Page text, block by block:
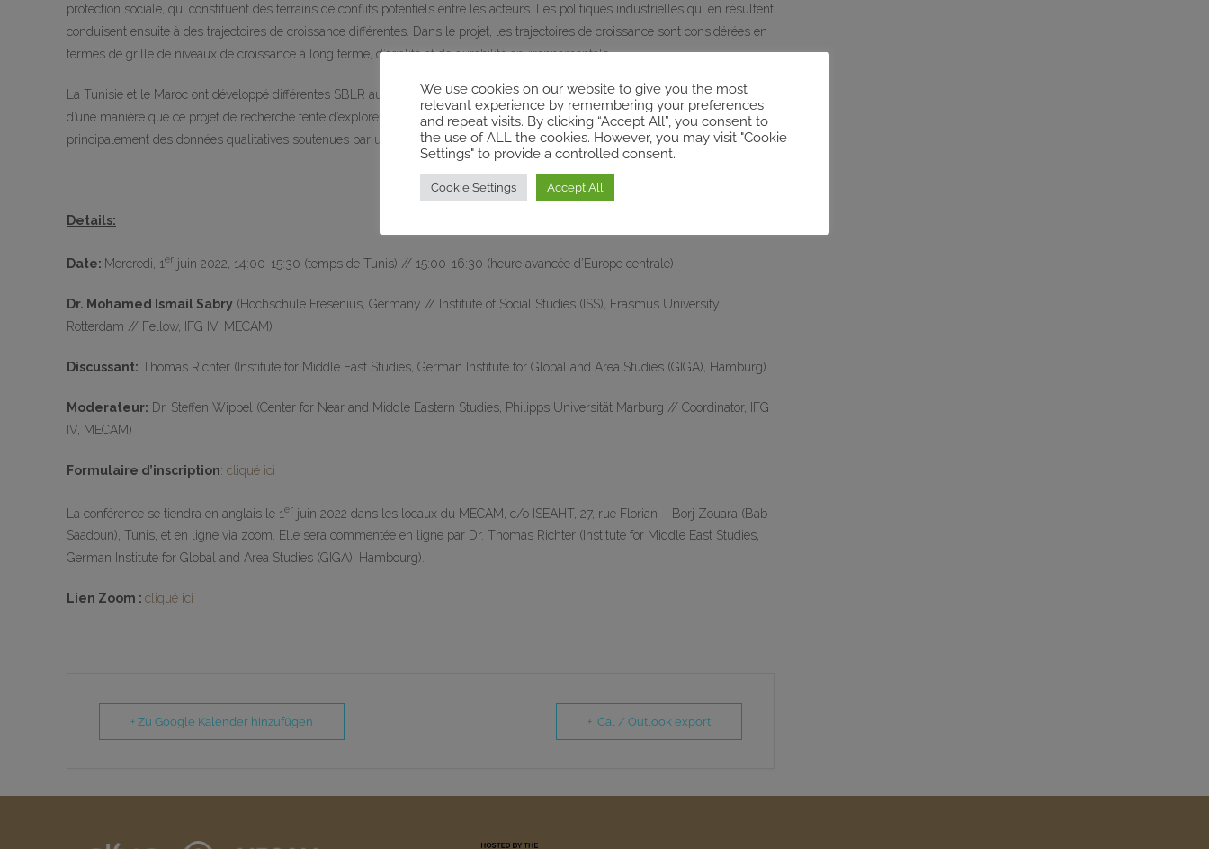
protection sociale, qui constituent des terrains de conflits potentiels entre les acteurs. Les politiques industrielles qui en résultent
conduisent ensuite à des trajectoires de croissance différentes. Dans le projet, les trajectoires de croissance sont considérées en
termes de grille de niveaux de croissance à long terme, d’égalité et de durabilité environnementale.
La Tunisie et le Maroc ont développé différentes SBLR au cours de la période postcoloniale et ces relations évoluent toujours
d’une manière que ce projet de recherche tente d’explorer. Le projet adopte une approche comparative d’études de cas, utilisant
principalement des données qualitatives soutenues par une analyse de données statistiques.
Details:
Date: Mercredi, 1er juin 2022, 14:00-15:30 (temps de Tunis) // 15:00-16:30 (heure avancée d’Europe centrale)
Dr. Mohamed Ismail Sabry (Hochschule Fresenius, Germany // Institute of Social Studies (ISS), Erasmus University
Rotterdam // Fellow, IFG IV, MECAM)
Discussant: Thomas Richter (Institute for Middle East Studies, German Institute for Global and Area Studies (GIGA), Hamburg)
Moderateur: Dr. Steffen Wippel (Center for Near and Middle Eastern Studies, Philipps Universität Marburg // Coordinator, IFG
IV, MECAM)
Formulaire d’inscription: cliqué ici
La conférence se tiendra en anglais le 1er juin 2022 dans les locaux du MECAM, c/o ISEAHT, 27, rue Florian – Borj Zouara (Bab
Saadoun), Tunis, et en ligne via zoom. Elle sera commentée en ligne par Dr. Thomas Richter (Institute for Middle East Studies,
German Institute for Global and Area Studies (GIGA), Hambourg).
Lien Zoom : cliqué ici
+ Zu Google Kalender hinzufügen + iCal / Outlook export
We use cookies on our website to give you the most
relevant experience by remembering your preferences
and repeat visits. By clicking “Accept All”, you consent to
the use of ALL the cookies. However, you may visit "Cookie
Settings" to provide a controlled consent.
Cookie Settings Accept All